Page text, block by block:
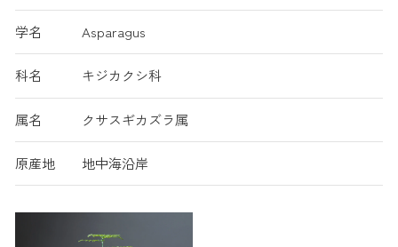
学名 Asparagus
科名 キジカクシ科
属名 クサスギカズラ属
原産地 地中海沿岸